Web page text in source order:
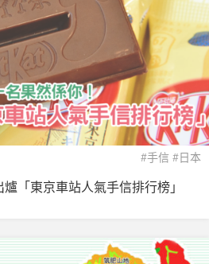
#手信 #日本
「東京車站人氣手信排行榜」